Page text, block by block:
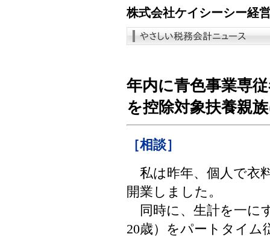
株式会社ケイシーシー経
年内に青色事業専
を控除対象扶養親
［相談］
私は昨年、個人で衣
開業しました。
同時に、生計を一に
20歳）をパートタイム